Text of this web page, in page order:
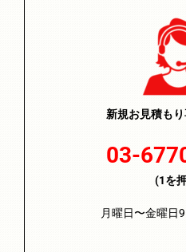
新規お見積も
03-
(1を
月曜日〜金曜日